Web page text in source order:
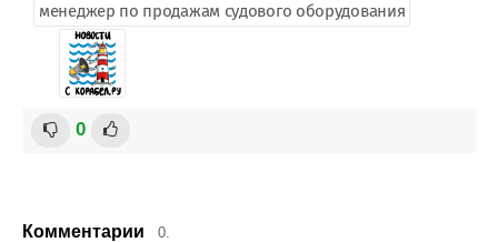
менеджер по продажам судового оборудования
0
Комментарии 0.